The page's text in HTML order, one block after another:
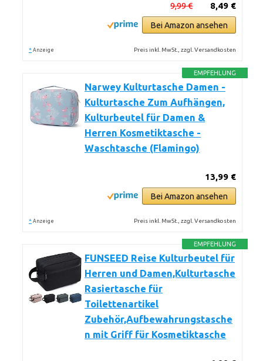
8,49 €
9,99 €
Bei Amazon ansehen
* Anzeige Preis inkl. MwSt., zzgl. Versandkosten
EMPFEHLUNG
Narwey Kulturtasche Damen -
Kulturtasche Zum Aufhängen,
Kulturbeutel für Damen &
Herren Kosmetiktasche -
Waschtasche (Flamingo)
13,99 €
Bei Amazon ansehen
* Anzeige Preis inkl. MwSt., zzgl. Versandkosten
EMPFEHLUNG
FUNSEED Reise Kulturbeutel für
Herren und Damen,Kulturtasche
Rasiertasche für
Toilettenartikel
Zubehör,Aufbewahrungstasche
n mit Griff für Kosmetiktasche